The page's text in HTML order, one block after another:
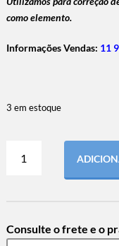
como elemento.
Informações Vendas: 11
3 em estoque
Consulte o frete e o